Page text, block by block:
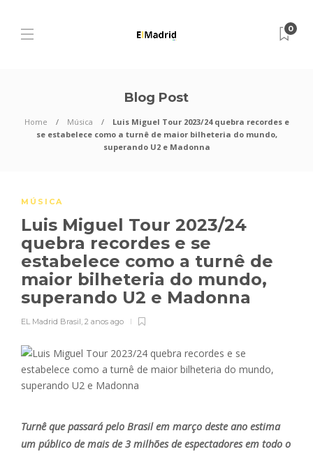
0
Blog Post
Home Música
Luis Miguel Tour 2023/24 quebra recordes e
se estabelece como a turnê de maior bilheteria do mundo,
superando U2 e Madonna
MÚSICA
Luis Miguel Tour 2023/24
quebra recordes e se
estabelece como a turnê de
maior bilheteria do mundo,
superando U2 e Madonna
EL Madrid Brasil, 2 anos ago
Turnê que passará pelo Brasil em março deste ano estima
um público de mais de 3 milhões de espectadores em todo o